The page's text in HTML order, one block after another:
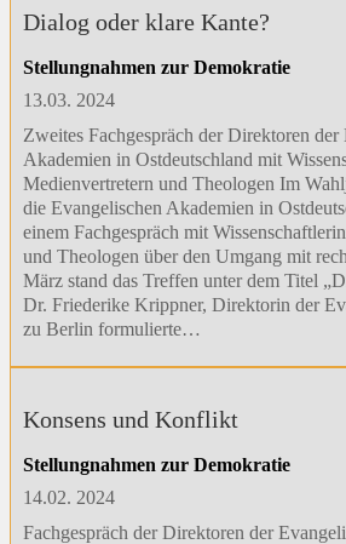
Dialog oder klare Kante?
Stellungnahmen zur Demokratie
13.03. 2024
Zweites Fachgespräch der Direktoren der
Akademien in Ostdeutschland mit
Medienvertretern und Theologen Im
die Evangelischen Akademien in
einem Fachgespräch mit
und Theologen über den Umgang mit
März stand das Treffen unter dem Titel
Dr. Friederike Krippner, Direktorin der
zu Berlin formulierte…
Konsens und Konflikt
Stellungnahmen zur Demokratie
14.02. 2024
Fachgespräch der Direktoren der